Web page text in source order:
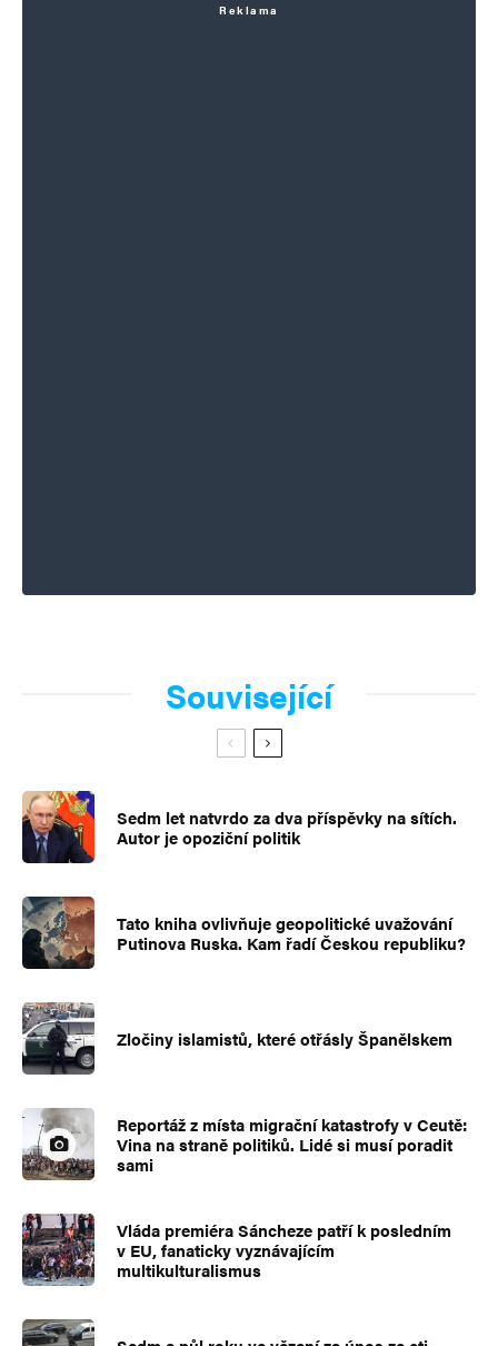
Reklama
Související
Sedm let natvrdo za dva příspěvky na sítích.
Autor je opoziční politik
Tato kniha ovlivňuje geopolitické uvažování
Putinova Ruska. Kam řadí Českou republiku?
Zločiny islamistů, které otřásly Španělskem
Reportáž z místa migrační katastrofy v Ceutě:
Vina na straně politiků. Lidé si musí poradit
sami
Vláda premiéra Sáncheze patří k posledním
v EU, fanaticky vyznávajícím
multikulturalismus